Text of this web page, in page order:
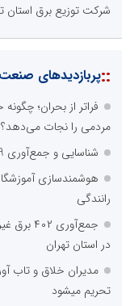
شرکت توزیع برق استان
::پربازدیدهای
فراتر از بحران؛
مردمی را نجات می‌دهد؟
شناسایی و جمع‌آوری 699 ماینر غیرمجاز در استان تهران
هوشمندسازی
رانندگی
در استان تهران
مدیران خلاق و تاب
تحریم میشود